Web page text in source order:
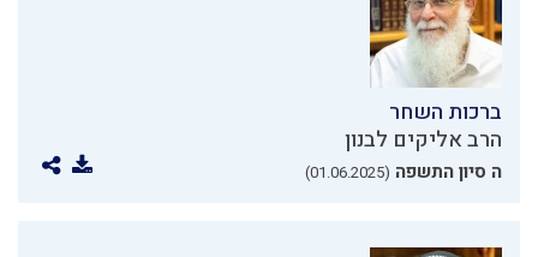
ברכות השחר
הרב אליקים לבנון
ה סיון התשפה (01.06.2025)